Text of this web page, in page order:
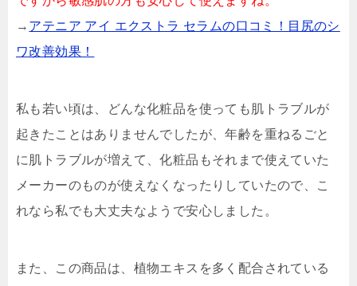
→ アテニア アイ エクストラ セラムの口コミ！目尻のシ
ワ改善効果！
私も若い頃は、どんな化粧品を使っても肌トラブルが
起きたことはありませんでしたが、年齢を重ねるごと
に肌トラブルが増えて、化粧品もそれまで使えていた
メーカーのものが使えなくなったりしていたので、こ
れなら私でも大丈夫なようで安心しました。
また、この商品は、植物エキスを多く配合されている